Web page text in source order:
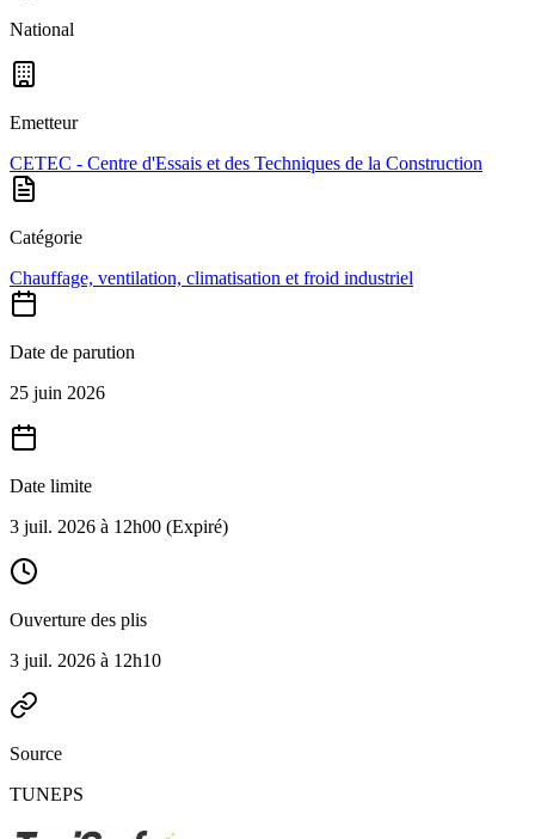
National
Emetteur
CETEC - Centre d'Essais et des Techniques de la Construction
Catégorie
Chauffage, ventilation, climatisation et froid industriel
Date de parution
25 juin 2026
Date limite
3 juil. 2026 à 12h00 (Expiré)
Ouverture des plis
3 juil. 2026 à 12h10
Source
TUNEPS